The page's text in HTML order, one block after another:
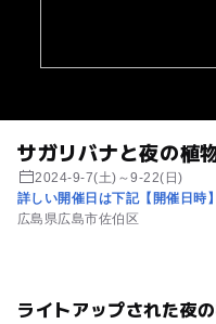
サガリバナと夜の植
2024-9-7(土)～9-22(日)
詳しい開催日は下記【開催日時
広島県広島市佐伯区
ライトアップされた夜